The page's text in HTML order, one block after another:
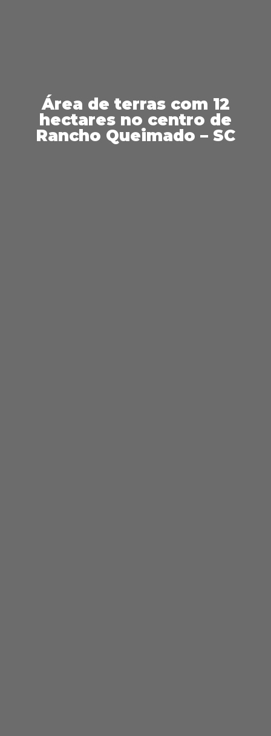
Área de terras com 12
hectares no centro de
Rancho Queimado – SC